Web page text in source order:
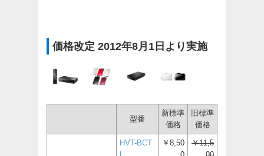
価格改定 2012年8月1日より実施
型番
新標準
価格
旧標準
価格
HVT-BCT
￥8,50
￥11,5